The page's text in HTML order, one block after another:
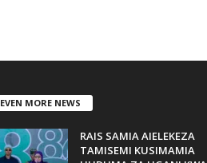
EVEN MORE NEWS
RAIS SAMIA AIELEKEZA
TAMISEMI KUSIMAMIA